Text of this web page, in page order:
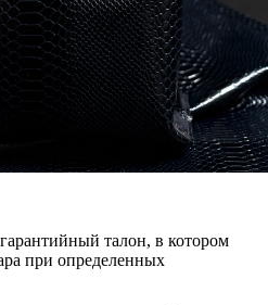
талон, в котором
при определенных